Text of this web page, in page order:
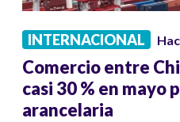
INTERNACIONAL
Comercio entre
casi 30 % en mayo
arancelaria